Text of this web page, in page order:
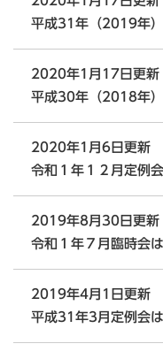
平成31年（2019年
2020年1月17日更新
平成30年（2018年
2020年1月6日更新
令和１年１２月定例
2019年8月30日更新
令和１年７月臨時会
2019年4月1日更新
平成31年3月定例会